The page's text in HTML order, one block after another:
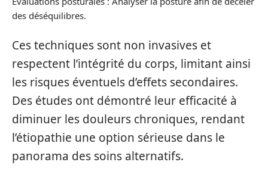
des déséquilibres.
Ces techniques sont non invasives et
respectent l’intégrité du corps, limitant ainsi
les risques éventuels d’effets secondaires.
Des études ont démontré leur efficacité à
diminuer les douleurs chroniques, rendant
l’étiopathie une option sérieuse dans le
panorama des soins alternatifs.